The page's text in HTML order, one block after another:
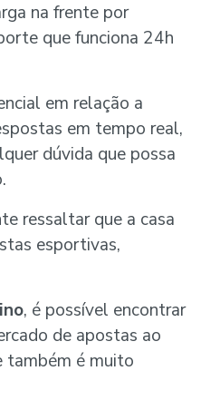
na frente por
que funciona 24h
em relação a
em tempo real,
dúvida que possa
ressaltar que a casa
esportivas,
, é possível encontrar
de apostas ao
também é muito